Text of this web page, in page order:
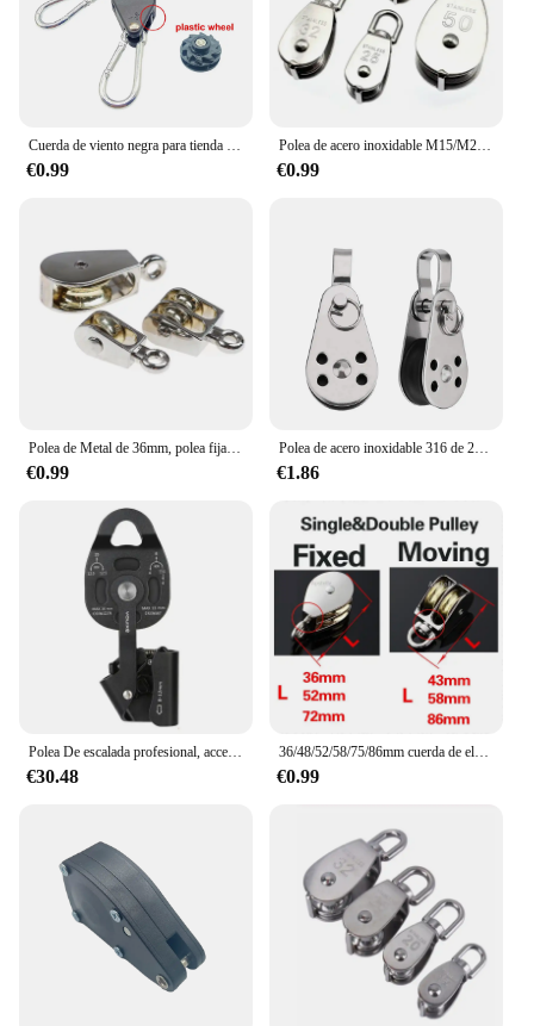
€0.99
Polea de acero inoxidable M15/M20/M25/M32/M50, herramienta de bloque de cuerda de elevación giratoria de una sola rueda, polea de transporte marina
€0.99
Polea de Metal de 36mm, polea fija de aleación de Zinc, bloque de corona y rueda de elevación de aparejos, Mini polea individual/doble para bricolaje
€0.99
Polea de acero inoxidable 316 de 25mm, rodamiento de carga de una sola rueda, polea de cuerda de elevación giratoria para bloque, corredor de cuerda, accesorios para Kayak y barco
€1.86
Polea De escalada profesional, accesorio de elevación conveniente, resistente, práctico, equipo de elevación ascendente de rodamiento de carga
€30.48
36/48/52/58/75/86mm cuerda de elevación rodillo polea rueda escalada Mini poleas polea de Metal aleación de Zinc Katrol Wiel
€0.99